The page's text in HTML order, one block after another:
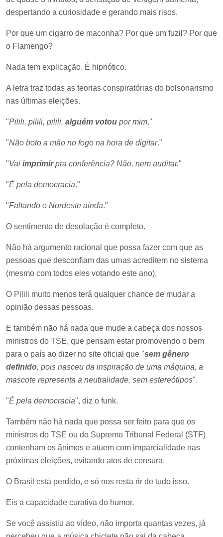
despertando a curiosidade e gerando mais risos.
Por que um cigarro de maconha? Por que um fuzil? Por que
o Flamengo?
Nada tem explicação. É hipnótico.
A letra traz todas as teorias conspiratórias do bolsonarismo
nas últimas eleições.
"Pilili, pilili, pilili, alguém votou por mim."
"Não boto a mão no fogo na hora de digitar."
"Vai imprimirpra conferência? Não, nem auditar."
"É pela democracia."
"Faltando o Nordeste ainda."
O sentimento de desolação é completo.
Não há argumento racional que possa fazer com que as
pessoas que desconfiam das urnas acreditem no sistema
(mesmo com todos eles votando este ano).
O Pilili muito menos terá qualquer chance de mudar a
opinião dessas pessoas.
E também não há nada que mude a cabeça dos nossos
ministros do TSE, que pensam estar promovendo o bem
para o país ao dizer no site oficial que "sem gênero
definido, pois nasceu da inspiração de uma máquina, a
mascote representa a neutralidade, sem estereótipos".
"É pela democracia", diz o funk.
Também não há nada que possa ser feito para que os
ministros do TSE ou do Supremo Tribunal Federal (STF)
contenham os ânimos e atuem com imparcialidade nas
próximas eleições, evitando atos de censura.
O Brasil está perdido, e só nos resta rir de tudo isso.
Eis a capacidade curativa do humor.
Se você assistiu ao vídeo, não importa quantas vezes, já